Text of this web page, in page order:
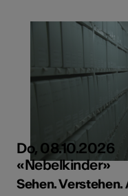
Do, 08.10.2026
«Nebelkinder»
Sehen.